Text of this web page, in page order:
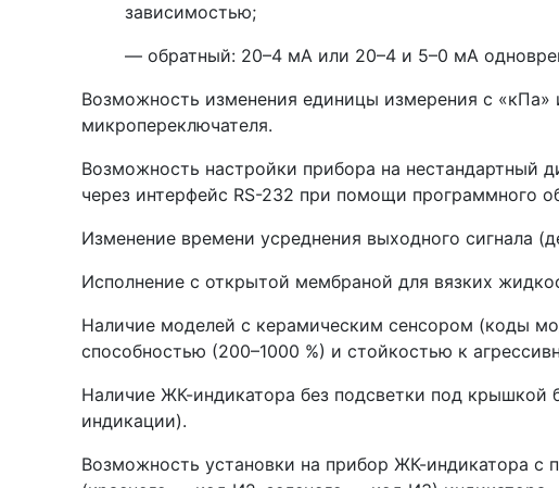
зависимостью;
— обратный: 20–4 мА или 20–4 и 5–0 мА
Возможность изменения единицы измерения с
микропереключателя.
Возможность настройки прибора на нестандартный
через интерфейс RS-232 при помощи программного
Изменение времени усреднения выходного сигнала
Исполнение с открытой мембраной для вязких
Наличие моделей с керамическим сенсором (коды
способностью (200–1000 %) и стойкостью к
Наличие ЖК-индикатора без подсветки под крышкой
индикации).
Возможность установки на прибор ЖК-индикатора с